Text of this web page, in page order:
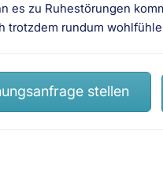
es zu Ruhestörungen
trotzdem rundum
stellen